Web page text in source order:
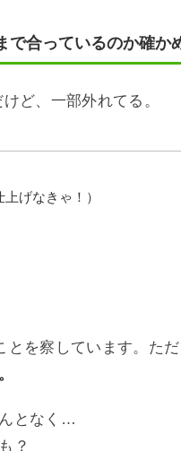
合っているのか確か
ど、一部外れてる。
げなきゃ！）
を察しています。ただ
となく…
？